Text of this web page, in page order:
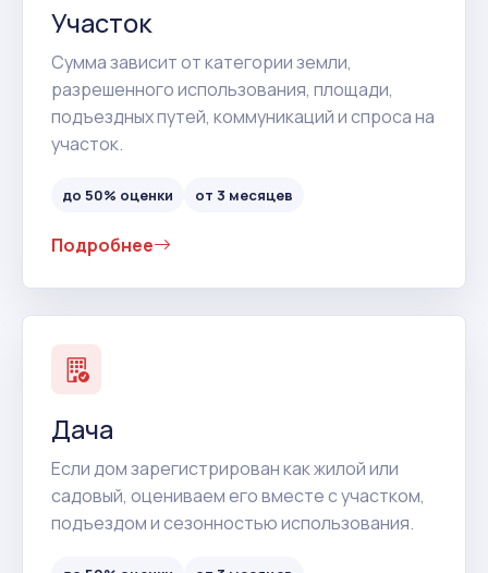
Участок
Сумма зависит от категории земли,
разрешенного использования, площади,
подъездных путей, коммуникаций и спроса на
участок.
до 50% оценки от 3 месяцев
Подробнее
Дача
Если дом зарегистрирован как жилой или
садовый, оцениваем его вместе с участком,
подъездом и сезонностью использования.